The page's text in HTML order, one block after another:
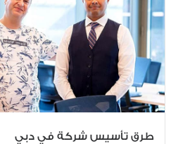
طرق تأسيس شركة في دبي